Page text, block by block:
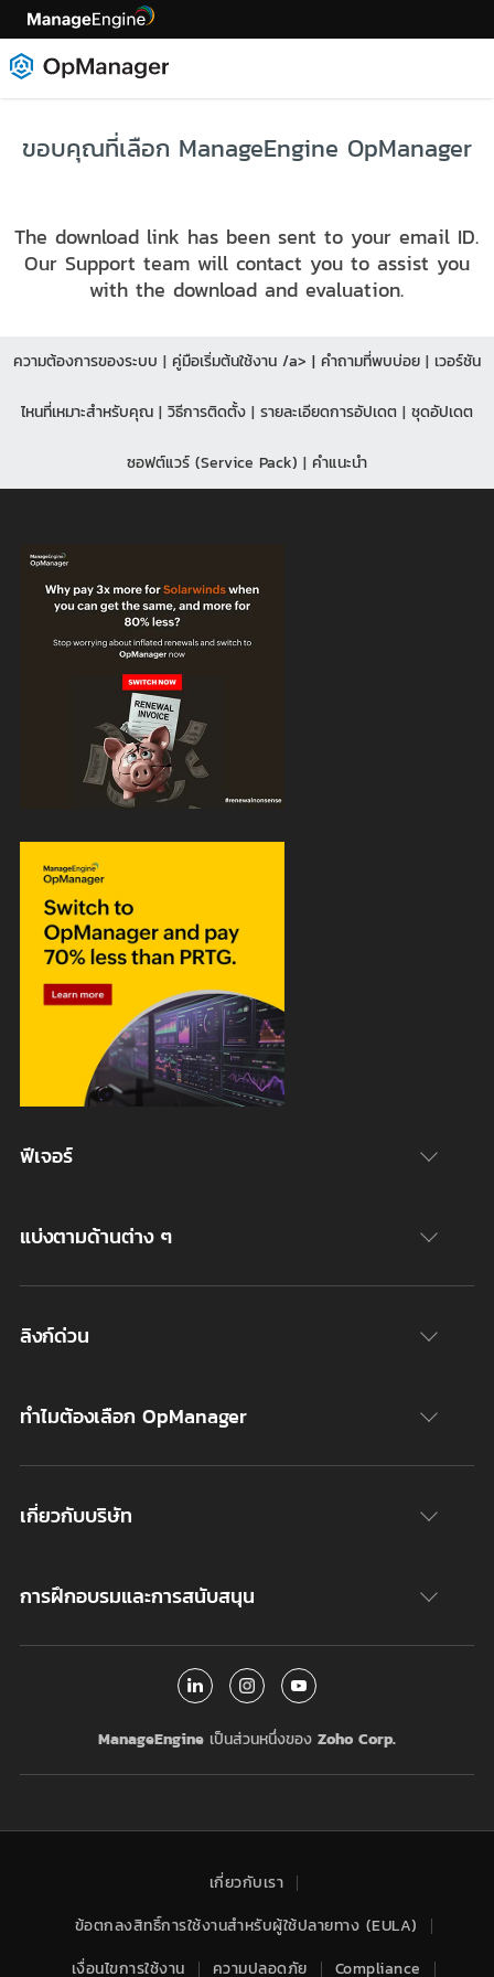
ขอบคุณที่เลือก ManageEngine OpManager
The download link has been sent to your email ID.
Our Support team will contact you to assist you
with the download and evaluation.
ความต้องการของระบบ | คู่มือเริ่มต้นใช้งาน /a> | คำถามที่พบบ่อย| เวอร์ชัน
ไหนที่เหมาะสำหรับคุณ| วิธีการติดตั้ง| รายละเอียดการอัปเดต| ชุดอัปเดต
ซอฟต์แวร์ (Service Pack) | คำแนะนำ
ฟีเจอร์
แบ่งตามด้านต่าง ๆ
ลิงก์ด่วน
ทำไมต้องเลือก OpManager
เกี่ยวกับบริษัท
การฝึกอบรมและการสนับสนุน
ManageEngineเป็นส่วนหนึ่งของ Zoho Corp.
เกี่ยวกับเรา
ข้อตกลงสิทธิ์การใช้งานสำหรับผู้ใช้ปลายทาง (EULA)
เงื่อนไขการใช้งาน
ความปลอดภัย Compliance